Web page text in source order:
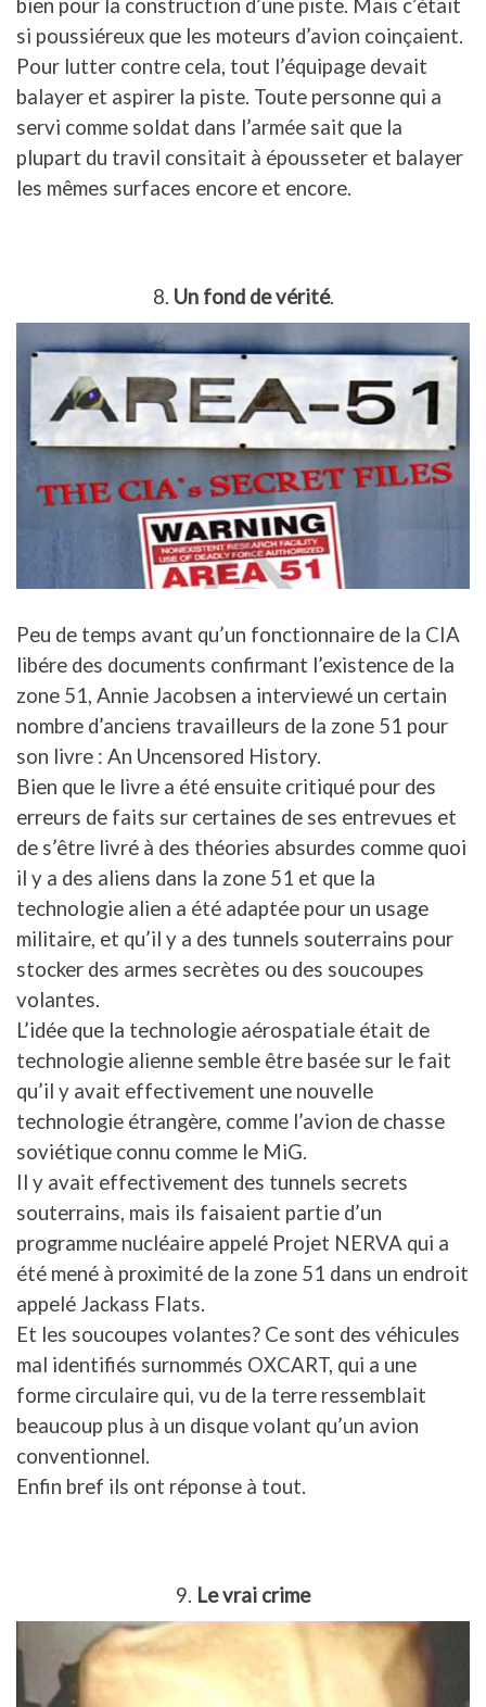
bien pour la construction d’une piste. Mais c’était
si poussiéreux que les moteurs d’avion coinçaient.
Pour lutter contre cela, tout l’équipage devait
balayer et aspirer la piste. Toute personne qui a
servi comme soldat dans l’armée sait que la
plupart du travil consitait à épousseter et balayer
les mêmes surfaces encore et encore.
8. Un fond de vérité.
Peu de temps avant qu’un fonctionnaire de la CIA
libére des documents confirmant l’existence de la
zone 51, Annie Jacobsen a interviewé un certain
nombre d’anciens travailleurs de la zone 51 pour
son livre : An Uncensored History.
Bien que le livre a été ensuite critiqué pour des
erreurs de faits sur certaines de ses entrevues et
de s’être livré à des théories absurdes comme quoi
il y a des aliens dans la zone 51 et que la
technologie alien a été adaptée pour un usage
militaire, et qu’il y a des tunnels souterrains pour
stocker des armes secrètes ou des soucoupes
volantes.
L’idée que la technologie aérospatiale était de
technologie alienne semble être basée sur le fait
qu’il y avait effectivement une nouvelle
technologie étrangère, comme l’avion de chasse
soviétique connu comme le MiG.
Il y avait effectivement des tunnels secrets
souterrains, mais ils faisaient partie d’un
programme nucléaire appelé Projet NERVA qui a
été mené à proximité de la zone 51 dans un endroit
appelé Jackass Flats.
Et les soucoupes volantes? Ce sont des véhicules
mal identifiés surnommés OXCART, qui a une
forme circulaire qui, vu de la terre ressemblait
beaucoup plus à un disque volant qu’un avion
conventionnel.
Enfin bref ils ont réponse à tout.
9. Le vrai crime